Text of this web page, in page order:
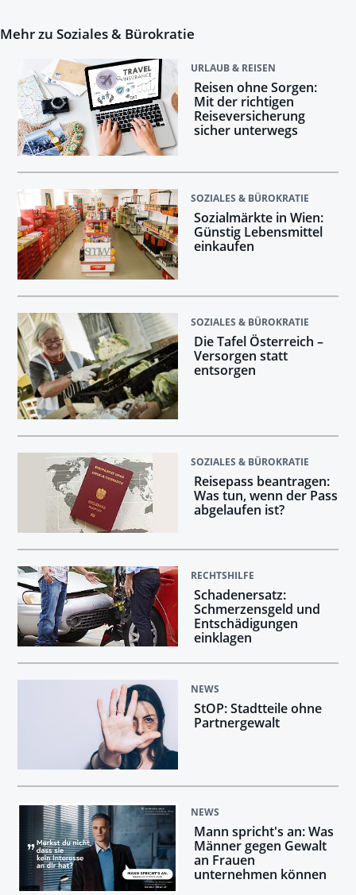
Mehr zu Soziales & Bürokratie
URLAUB & REISEN
Reisen ohne Sorgen:
Mit der richtigen
Reiseversicherung
sicher unterwegs
SOZIALES & BÜROKRATIE
Sozialmärkte in Wien:
Günstig Lebensmittel
einkaufen
SOZIALES & BÜROKRATIE
Die Tafel Österreich –
Versorgen statt
entsorgen
SOZIALES & BÜROKRATIE
Reisepass beantragen:
Was tun, wenn der Pass
abgelaufen ist?
RECHTSHILFE
Schadenersatz:
Schmerzensgeld und
Entschädigungen
einklagen
NEWS
StOP: Stadtteile ohne
Partnergewalt
NEWS
Mann spricht's an: Was
Männer gegen Gewalt
an Frauen
unternehmen können